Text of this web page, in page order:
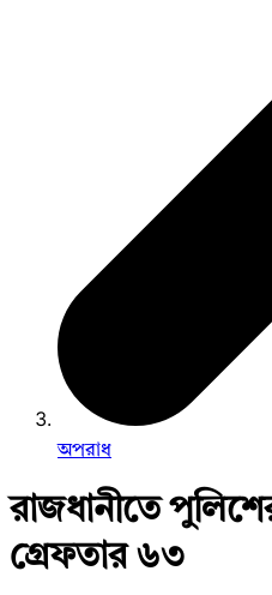
অপরাধ
রাজধানীতে
গ্রেফতার ৬৩